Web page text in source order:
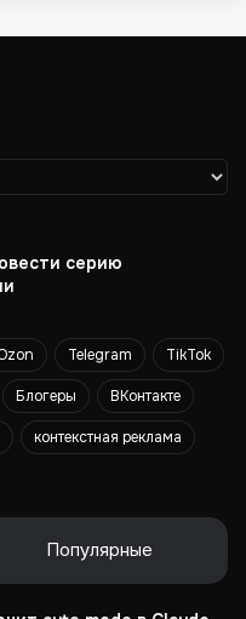
серию
Telegram TikTok
Блогеры ВКонтакте
контекстная реклама
Популярные